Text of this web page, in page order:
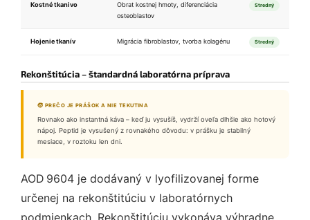
Kostné tkanivo
Obrat kostnej hmoty, diferenciácia
osteoblastov
Stredný
Hojenie tkanív Migrácia fibroblastov, tvorba kolagénu Stredný
Rekonštitúcia – štandardná laboratórna príprava
🧒 PREČO JE PRÁŠOK A NIE TEKUTINA
Rovnako ako instantná káva – keď ju vysušíš, vydrží oveľa dlhšie ako hotový
nápoj. Peptid je vysušený z rovnakého dôvodu: v prášku je stabilný
mesiace, v roztoku len dni.
AOD 9604 je dodávaný v lyofilizovanej forme
určenej na rekonštitúciu v laboratórnych